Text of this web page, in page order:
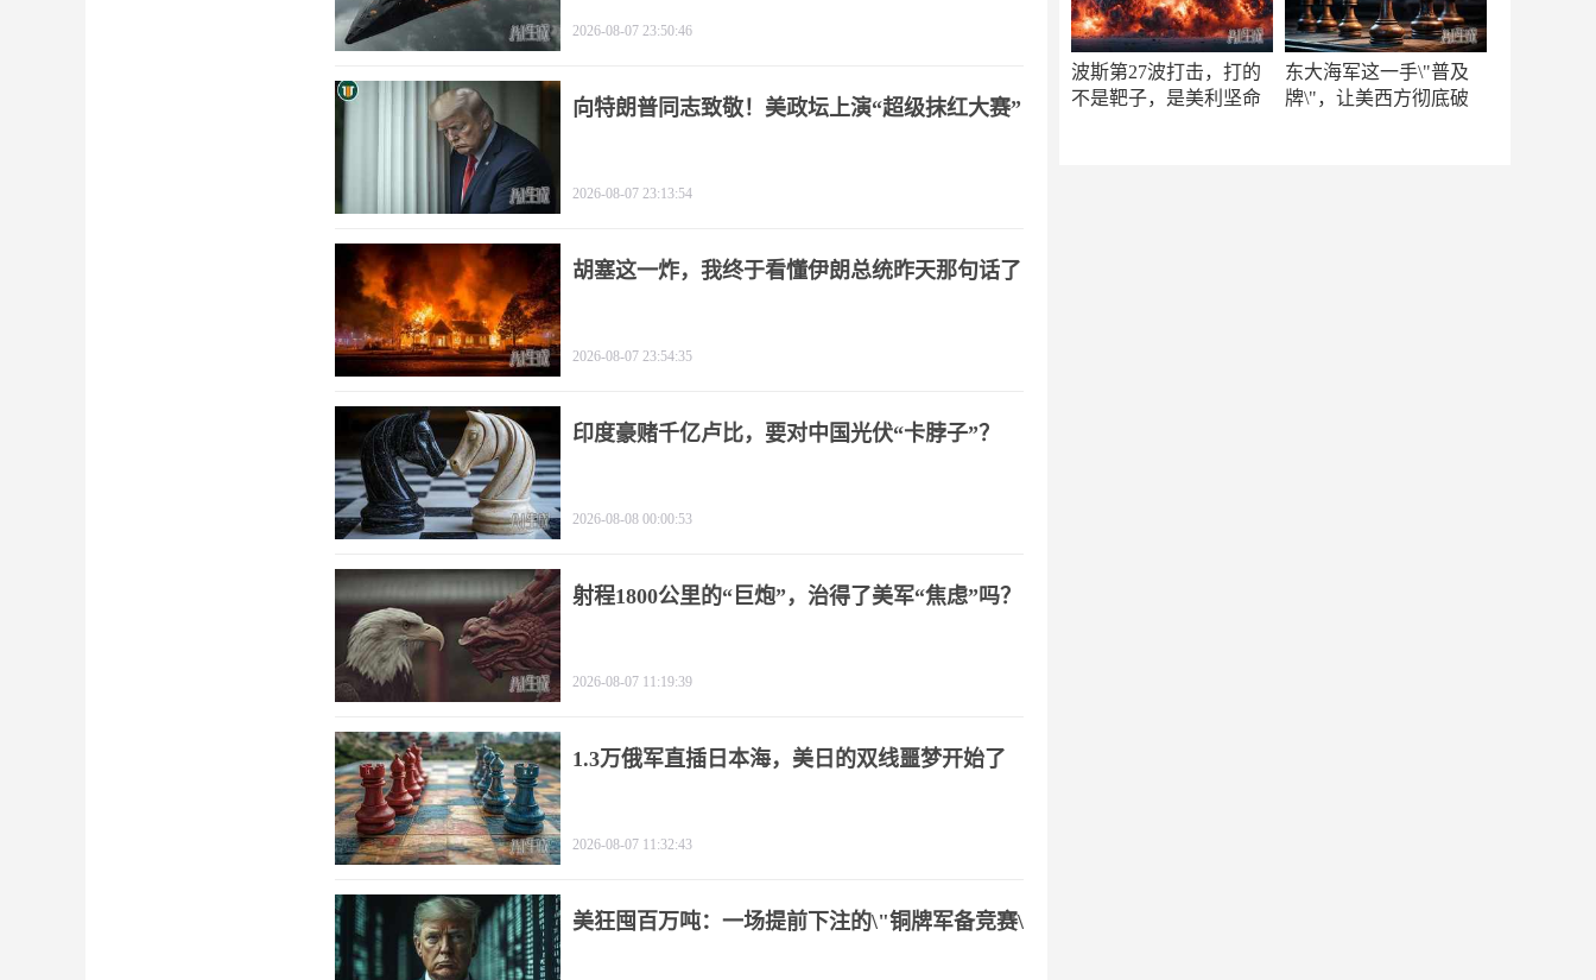
波斯第27波打击，打的
不是靶子，是美利坚命
东大海军这一手\"普及
牌\"，让美西方彻底破
2026-08-07 23:50:46
向特朗普同志致敬！美政坛上演“超级抹红大赛”
2026-08-07 23:13:54
胡塞这一炸，我终于看懂伊朗总统昨天那句话了
2026-08-07 23:54:35
印度豪赌千亿卢比，要对中国光伏“卡脖子”？
2026-08-08 00:00:53
射程1800公里的“巨炮”，治得了美军“焦虑”吗？
2026-08-07 11:19:39
1.3万俄军直插日本海，美日的双线噩梦开始了
2026-08-07 11:32:43
美狂囤百万吨：一场提前下注的\"铜牌军备竞赛\"